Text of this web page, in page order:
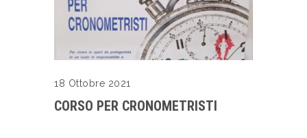
18 Ottobre 2021
CORSO PER CRONOMETRISTI